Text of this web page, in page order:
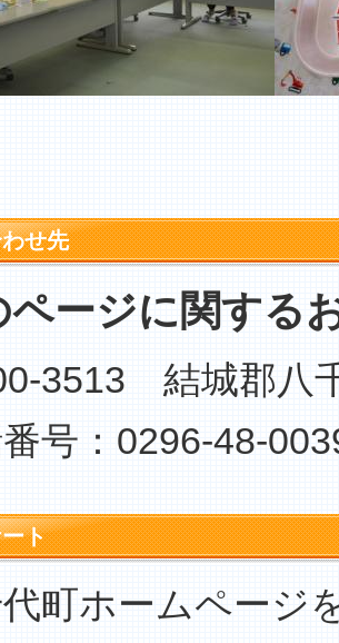
せ先
ページに関する
3513 結城郡八
号：0296-48-
ト
代町ホームページ